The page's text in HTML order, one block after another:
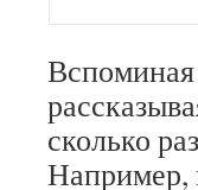
сколько
Например,